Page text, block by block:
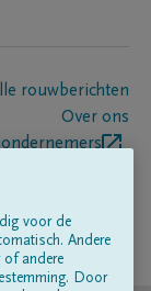
rouwberichten
Over ons
voor de
Andere
of andere
Door